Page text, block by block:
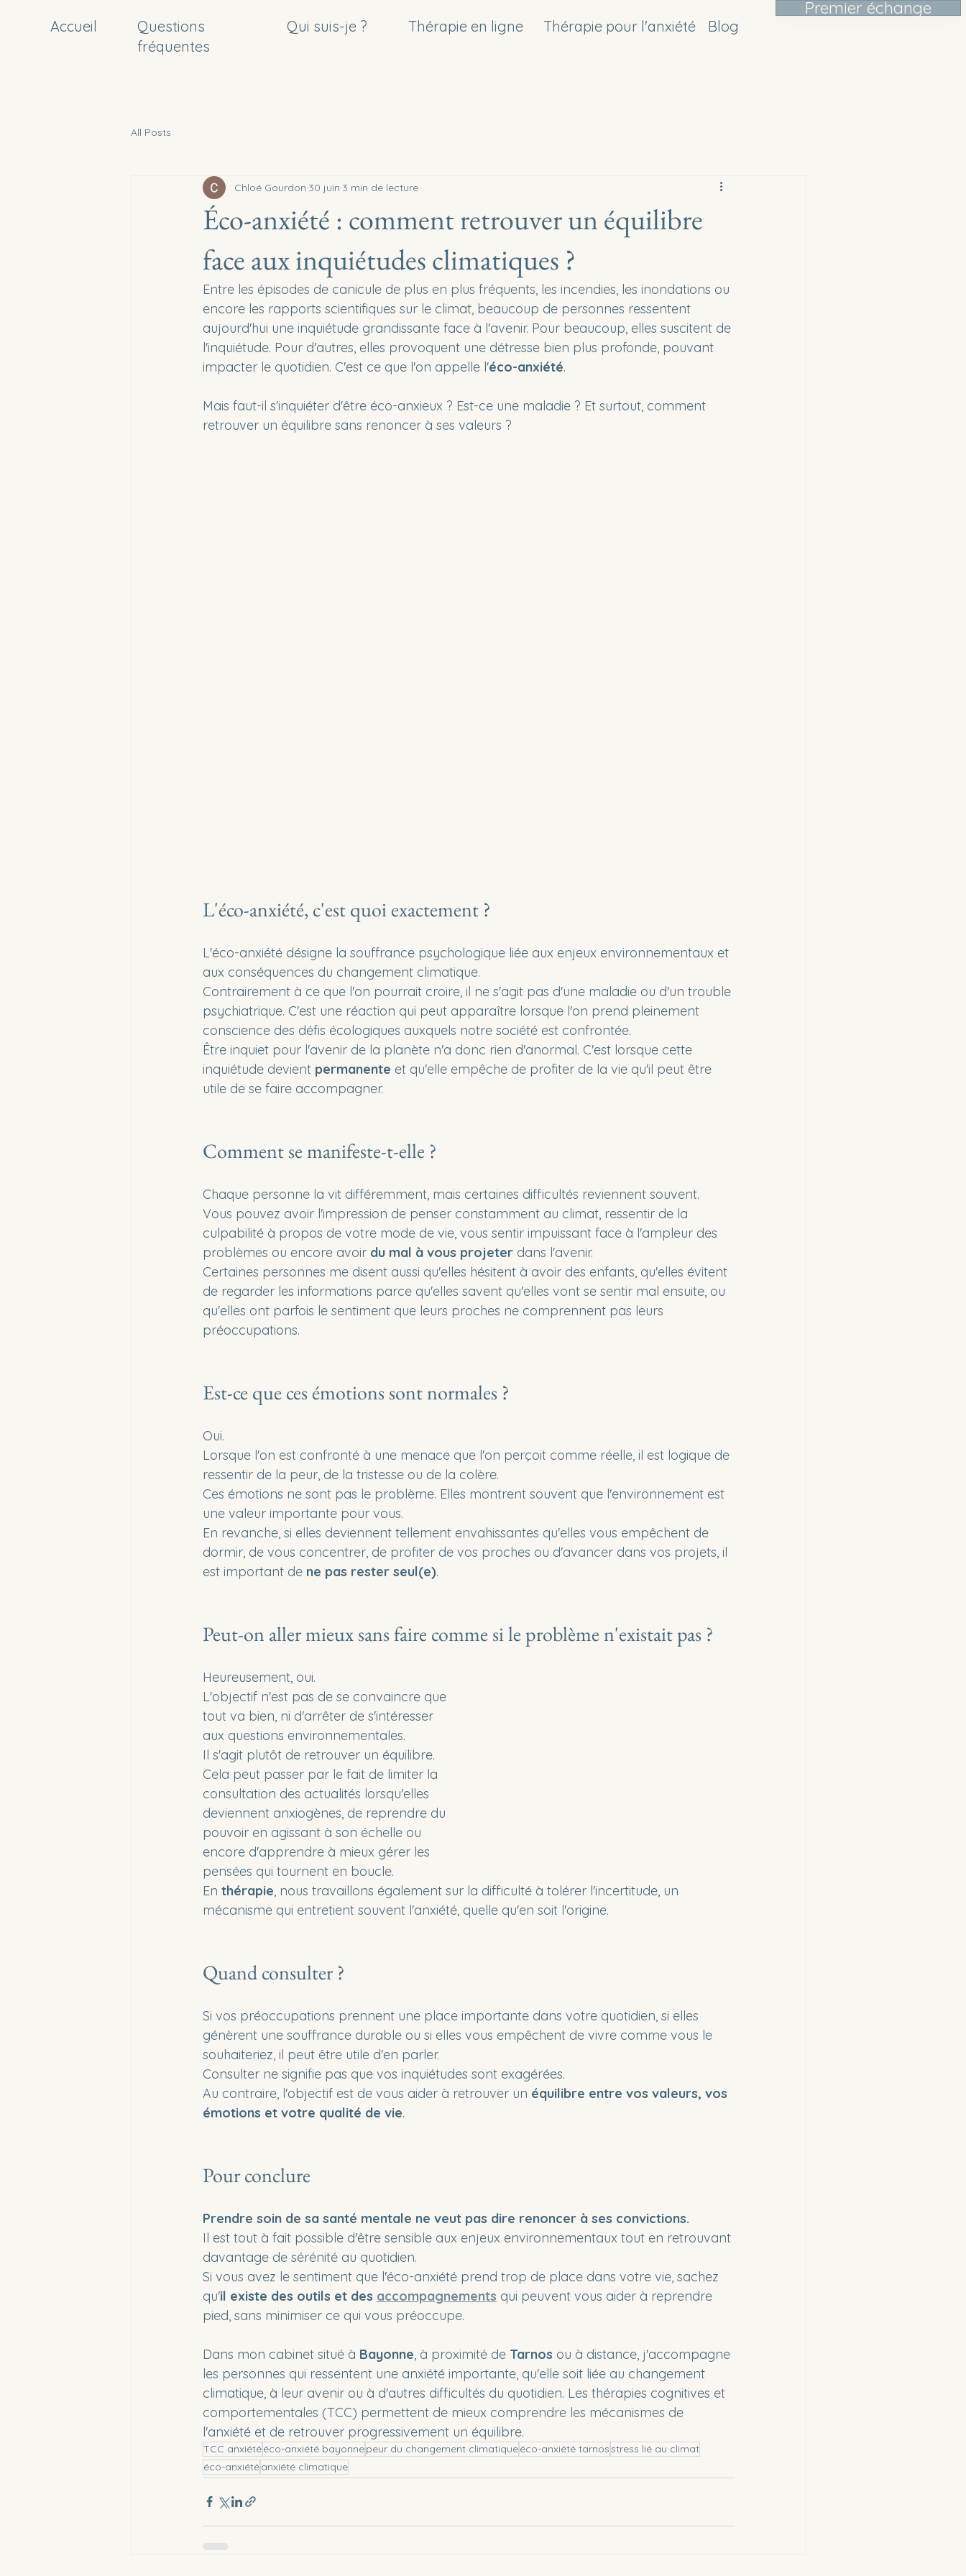
Accueil
Questions
fréquentes
Qui suis-je ? Thérapie en ligne Thérapie pour l'anxiété Blog
Premier échange
All Posts
Éco-anxiété : comment retrouver un équilibre
face aux inquiétudes climatiques ?
Chloé Gourdon 30 juin 3 min de lecture
Entre les épisodes de canicule de plus en plus fréquents, les incendies, les inondations ou
encore les rapports scientifiques sur le climat, beaucoup de personnes ressentent
aujourd'hui une inquiétude grandissante face à l'avenir. Pour beaucoup, elles suscitent de
l'inquiétude. Pour d'autres, elles provoquent une détresse bien plus profonde, pouvant
impacter le quotidien. C'est ce que l'on appelle l'éco-anxiété.
Mais faut-il s'inquiéter d'être éco-anxieux ? Est-ce une maladie ? Et surtout, comment
retrouver un équilibre sans renoncer à ses valeurs ?
L'éco-anxiété, c'est quoi exactement ?
L'éco-anxiété désigne la souffrance psychologique liée aux enjeux environnementaux et
aux conséquences du changement climatique.
Contrairement à ce que l'on pourrait croire, il ne s'agit pas d'une maladie ou d'un trouble
psychiatrique. C'est une réaction qui peut apparaître lorsque l'on prend pleinement
conscience des défis écologiques auxquels notre société est confrontée.
Être inquiet pour l'avenir de la planète n'a donc rien d'anormal. C'est lorsque cette
inquiétude devient permanente et qu'elle empêche de profiter de la vie qu'il peut être
utile de se faire accompagner.
Comment se manifeste-t-elle ?
Chaque personne la vit différemment, mais certaines difficultés reviennent souvent.
Vous pouvez avoir l'impression de penser constamment au climat, ressentir de la
culpabilité à propos de votre mode de vie, vous sentir impuissant face à l'ampleur des
problèmes ou encore avoir du mal à vous projeter dans l'avenir.
Certaines personnes me disent aussi qu'elles hésitent à avoir des enfants, qu'elles évitent
de regarder les informations parce qu'elles savent qu'elles vont se sentir mal ensuite, ou
qu'elles ont parfois le sentiment que leurs proches ne comprennent pas leurs
préoccupations.
Est-ce que ces émotions sont normales ?
Oui.
Lorsque l'on est confronté à une menace que l'on perçoit comme réelle, il est logique de
ressentir de la peur, de la tristesse ou de la colère.
Ces émotions ne sont pas le problème. Elles montrent souvent que l'environnement est
une valeur importante pour vous.
En revanche, si elles deviennent tellement envahissantes qu'elles vous empêchent de
dormir, de vous concentrer, de profiter de vos proches ou d'avancer dans vos projets, il
est important de ne pas rester seul(e).
Peut-on aller mieux sans faire comme si le problème n'existait pas ?
Heureusement, oui.
L'objectif n'est pas de se convaincre que
tout va bien, ni d'arrêter de s'intéresser
aux questions environnementales.
Il s'agit plutôt de retrouver un équilibre.
Cela peut passer par le fait de limiter la
consultation des actualités lorsqu'elles
deviennent anxiogènes, de reprendre du
pouvoir en agissant à son échelle ou
encore d'apprendre à mieux gérer les
pensées qui tournent en boucle.
En thérapie, nous travaillons également sur la difficulté à tolérer l'incertitude, un
mécanisme qui entretient souvent l'anxiété, quelle qu'en soit l'origine.
Quand consulter ?
Si vos préoccupations prennent une place importante dans votre quotidien, si elles
génèrent une souffrance durable ou si elles vous empêchent de vivre comme vous le
souhaiteriez, il peut être utile d'en parler.
Consulter ne signifie pas que vos inquiétudes sont exagérées.
Au contraire, l'objectif est de vous aider à retrouver un équilibre entre vos valeurs, vos
émotions et votre qualité de vie.
Pour conclure
Prendre soin de sa santé mentale ne veut pas dire renoncer à ses convictions.
Il est tout à fait possible d'être sensible aux enjeux environnementaux tout en retrouvant
davantage de sérénité au quotidien.
Si vous avez le sentiment que l'éco-anxiété prend trop de place dans votre vie, sachez
qu'il existe des outils et des accompagnements qui peuvent vous aider à reprendre
pied, sans minimiser ce qui vous préoccupe.
Dans mon cabinet situé à Bayonne, à proximité de Tarnos ou à distance, j'accompagne
les personnes qui ressentent une anxiété importante, qu'elle soit liée au changement
climatique, à leur avenir ou à d'autres difficultés du quotidien. Les thérapies cognitives et
comportementales (TCC) permettent de mieux comprendre les mécanismes de
l'anxiété et de retrouver progressivement un équilibre.
TCC anxiétééco-anxiété bayonnepeur du changement climatiqueéco-anxiété tarnosstress lié au climat
éco-anxiétéanxiété climatique